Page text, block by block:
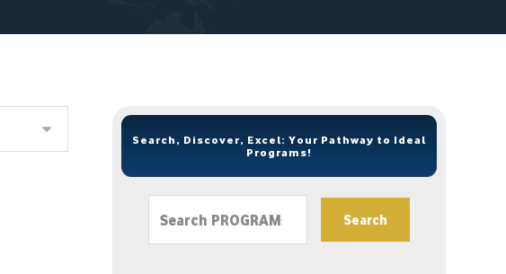
Search, Discover, Excel: Your Pathway to Ideal
Programs!
Search